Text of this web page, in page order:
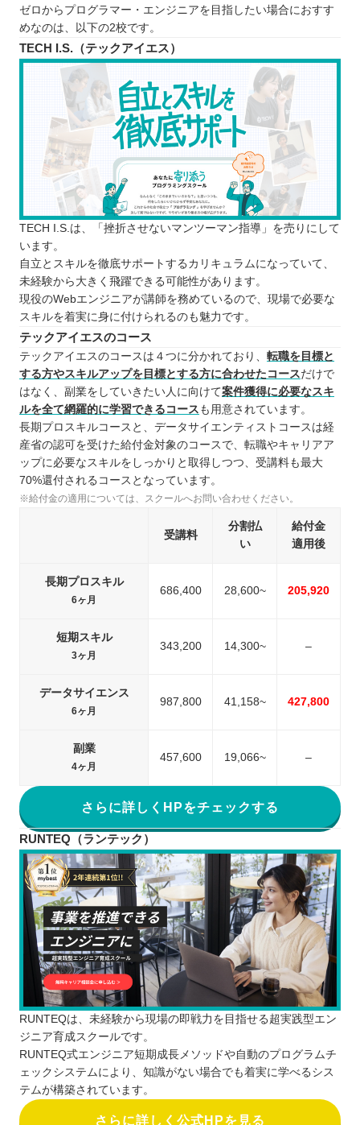
ゼロからプログラマー・エンジニアを目指したい場合におすす
めなのは、以下の2校です。
TECH I.S.（テックアイエス）
TECH I.S.は、「挫折させないマンツーマン指導」を売りにして
います。
自立とスキルを徹底サポートするカリキュラムになっていて、
未経験から大きく飛躍できる可能性があります。
現役のWebエンジニアが講師を務めているので、現場で必要な
スキルを着実に身に付けられるのも魅力です。
テックアイエスのコース
テックアイエスのコースは４つに分かれており、 転職を目標と
する方やスキルアップを目標とする方に合わせたコースだけで
はなく、副業をしていきたい人に向けて案件獲得に必要なスキ
ルを全て網羅的に学習できるコース も用意されています。
長期プロスキルコースと、データサイエンティストコースは経
産省の認可を受けた給付金対象のコースで、転職やキャリアア
ップに必要なスキルをしっかりと取得しつつ、受講料も最大
70%還付されるコースとなっています。
※給付金の適用については、スクールへお問い合わせください。
受講料
分割払
い
給付金
適用後
長期プロスキル
6ヶ月
686,400 28,600~ 205,920
短期スキル
3ヶ月
343,200 14,300~ –
データサイエンス
6ヶ月
987,800 41,158~ 427,800
副業
4ヶ月
457,600 19,066~ –
さらに詳しくHPをチェックする
RUNTEQ（ランテック）
RUNTEQは、未経験から現場の即戦力を目指せる超実践型エン
ジニア育成スクールです。
RUNTEQ式エンジニア短期成長メソッドや自動のプログラムチ
ェックシステムにより、知識がない場合でも着実に学べるシス
テムが構築されています。
さらに詳しく公式HPを見る